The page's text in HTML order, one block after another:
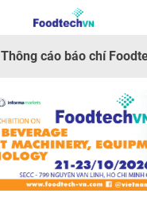
Thông cáo báo chí